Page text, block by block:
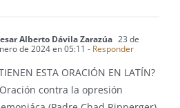
Alberto Dávila Zarazúa 23 de
de 2024 en 05:11 - Responder
ESTA ORACIÓN EN LATÍN?
contra la opresión